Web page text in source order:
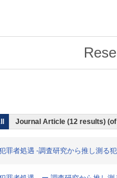
Journal Article (12 results)
罪者処遇 -調査研究から推し測る